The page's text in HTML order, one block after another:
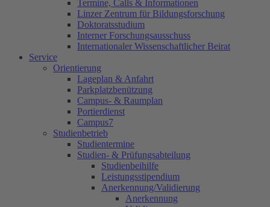
Termine, Calls & Informationen
Linzer Zentrum für Bildungsforschung
Doktoratsstudium
Interner Forschungsausschuss
Internationaler Wissenschaftlicher Beirat
Service
Orientierung
Lageplan & Anfahrt
Parkplatzbenützung
Campus- & Raumplan
Portierdienst
Campus7
Studienbetrieb
Studientermine
Studien- & Prüfungsabteilung
Studienbeihilfe
Leistungsstipendium
Anerkennung/Validierung
Anerkennung